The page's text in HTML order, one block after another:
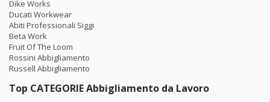
Dike Works
Ducati Workwear
Abiti Professionali Siggi
Beta Work
Fruit Of The Loom
Rossini Abbigliamento
Russell Abbigliamento
Top CATEGORIE Abbigliamento da Lavoro